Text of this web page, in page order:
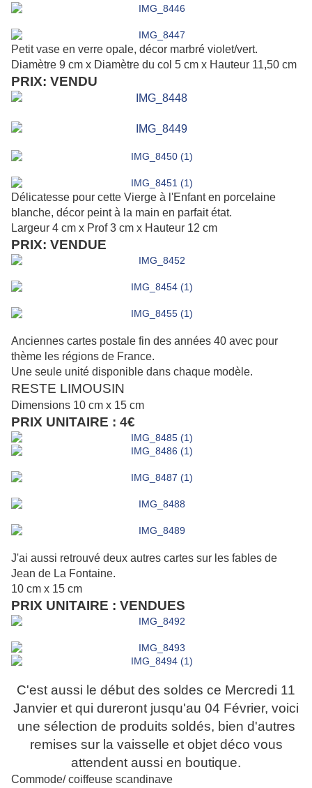
Petit vase en verre opale, décor marbré violet/vert.
Diamètre 9 cm x Diamètre du col 5 cm x Hauteur 11,50 cm
PRIX: VENDU
Délicatesse pour cette Vierge à l'Enfant en porcelaine
blanche, décor peint à la main en parfait état.
Largeur 4 cm x Prof 3 cm x Hauteur 12 cm
PRIX: VENDUE
Anciennes cartes postale fin des années 40 avec pour
thème les régions de France.
Une seule unité disponible dans chaque modèle.
RESTE LIMOUSIN
Dimensions 10 cm x 15 cm
PRIX UNITAIRE : 4€
J'ai aussi retrouvé deux autres cartes sur les fables de
Jean de La Fontaine.
10 cm x 15 cm
PRIX UNITAIRE : VENDUES
C'est aussi le début des soldes ce Mercredi 11
Janvier et qui dureront jusqu'au 04 Février, voici
une sélection de produits soldés, bien d'autres
remises sur la vaisselle et objet déco vous
attendent aussi en boutique.
Commode/ coiffeuse scandinave